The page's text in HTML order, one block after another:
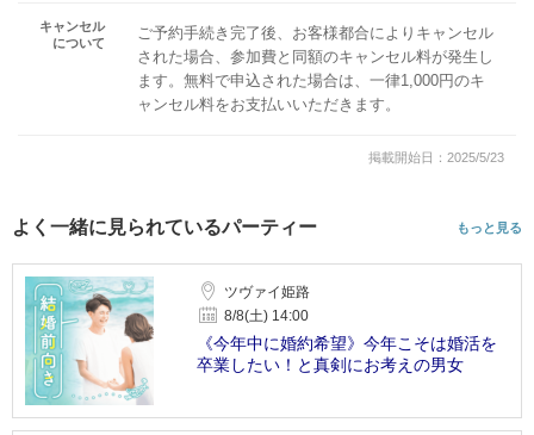
キャンセル
について
ご予約手続き完了後、お客様都合によりキャンセル
された場合、参加費と同額のキャンセル料が発生し
ます。無料で申込された場合は、一律1,000円のキ
ャンセル料をお支払いいただきます。
掲載開始日：2025/5/23
よく一緒に見られているパーティー もっと見る
ツヴァイ姫路
8/8(土) 14:00
《今年中に婚約希望》今年こそは婚活を
卒業したい！と真剣にお考えの男女